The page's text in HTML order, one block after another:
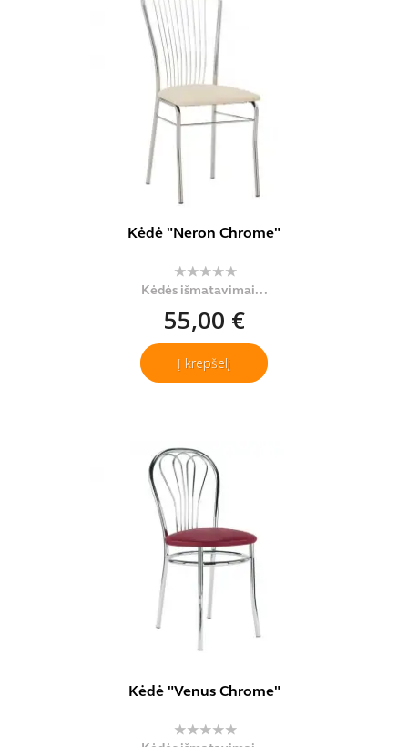
Kėdė "Neron Chrome"
Kėdės išmatavimai...
55,00 €
Į krepšelį
Kėdė "Venus Chrome"